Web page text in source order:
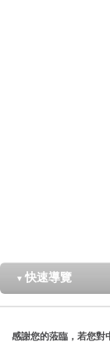
▼ 快速導覽
感謝您的蒞臨，若您對